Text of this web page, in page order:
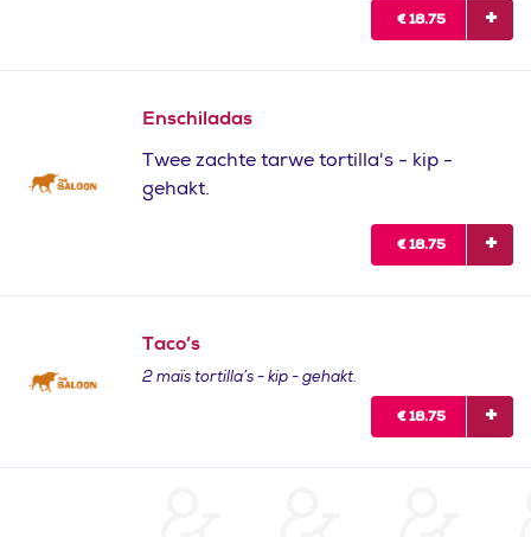
€18.75
Enschiladas
Twee zachte tarwe tortilla's - kip -
gehakt.
€18.75
Taco’s
2 maïs tortilla’s - kip - gehakt.
€18.75